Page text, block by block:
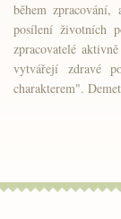
během
posílení životních
zpracovatelé
vytvářejí zdravé
charakterem".